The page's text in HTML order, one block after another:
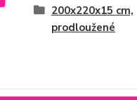
200x220x15 cm,
prodloužené